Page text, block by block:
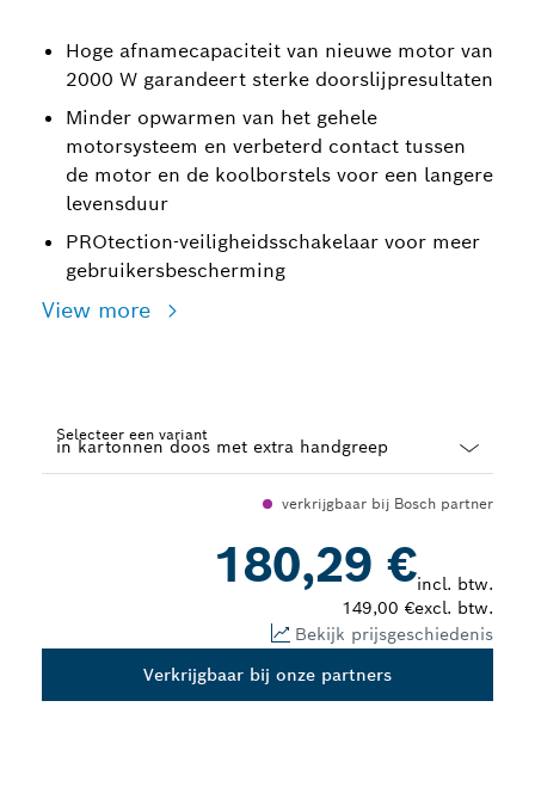
Hoge afnamecapaciteit van nieuwe motor van
2000 W garandeert sterke doorslijpresultaten
Minder opwarmen van het gehele
motorsysteem en verbeterd contact tussen
de motor en de koolborstels voor een langere
levensduur
PROtection-veiligheidsschakelaar voor meer
gebruikersbescherming
View more
Selecteer een variant
verkrijgbaar bij Bosch partner
180,29 €incl. btw.
149,00 €excl. btw.
Bekijk prijsgeschiedenis
Verkrijgbaar bij onze partners